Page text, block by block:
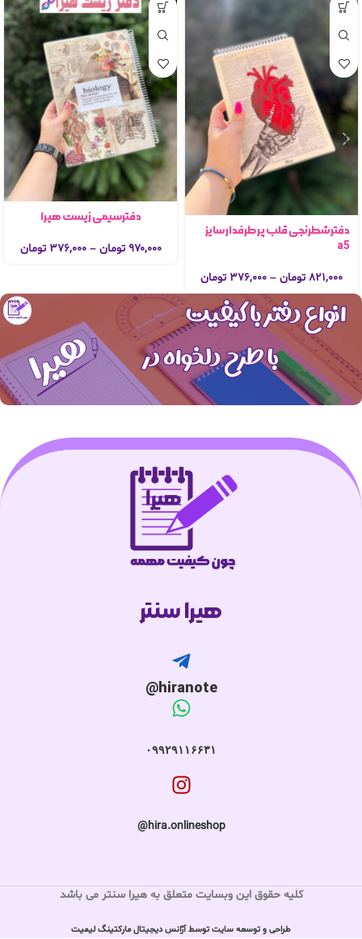
دفترشطرنجی قلب پرطرفدار سایز
a5
۸۲۱,۰۰۰ تومان – ۳۷۶,۰۰۰ تومان
دفترسیمی زیست هیرا
۹۷۰,۰۰۰ تومان – ۳۷۶,۰۰۰ تومان
هیرا سنتر
hiranote@
۰۹۹۲۹۱۱۶۶۳۱
hira.onlineshop@
کلیه حقوق این وبسایت متعلق به هیرا سنتر می باشد
طراحی و توسعه سایت توسط آژانس دیجیتال مارکتینگ لیمیت